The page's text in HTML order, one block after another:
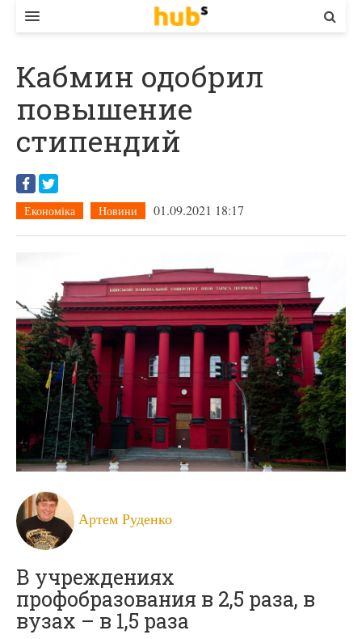
ЕКОНОМІКА
БІЗНЕС
СТАРТЕР
КОНТАКТИ
Кабмин одобрил
повышение
стипендий
Економіка Новини 01.09.2021 18:17
Артем Руденко
В учреждениях
профобразования в 2,5 раза, в
вузах – в 1,5 раза